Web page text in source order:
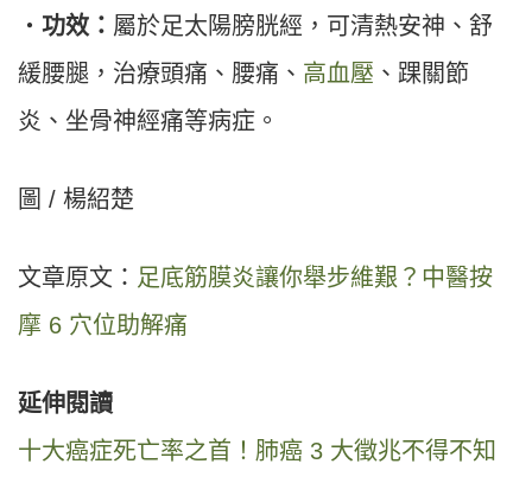
・ 功效： 屬於足太陽膀胱經，可清熱安神、舒
緩腰腿，治療頭痛、腰痛、 高血壓 、踝關節
炎、坐骨神經痛等病症。
圖 / 楊紹楚
文章原文： 足底筋膜炎讓你舉步維艱？中醫按
摩 6 穴位助解痛
延伸閱讀
十大癌症死亡率之首！肺癌 3 大徵兆不得不知